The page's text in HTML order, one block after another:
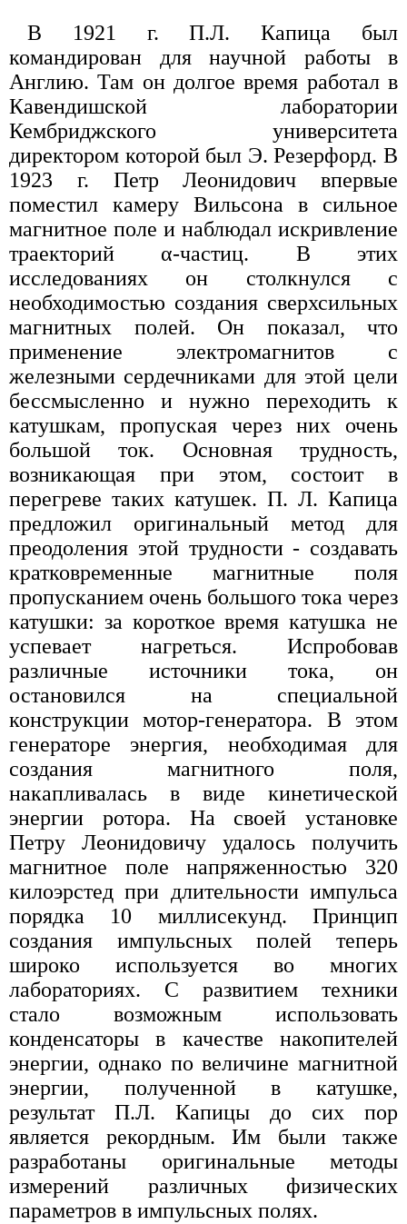
В 1921 г. П.Л. Капица был
командирован для научной работы в
Англию. Там он долгое время работал в
Кавендишской лаборатории
Кембриджского университета
директором которой был Э. Резерфорд. В
1923 г. Петр Леонидович впервые
поместил камеру Вильсона в сильное
магнитное поле и наблюдал искривление
траекторий α-частиц. В этих
исследованиях он столкнулся с
необходимостью создания сверхсильных
магнитных полей. Он показал, что
применение электромагнитов с
железными сердечниками для этой цели
бессмысленно и нужно переходить к
катушкам, пропуская через них очень
большой ток. Основная трудность,
возникающая при этом, состоит в
перегреве таких катушек. П. Л. Капица
предложил оригинальный метод для
преодоления этой трудности - создавать
кратковременные магнитные поля
пропусканием очень большого тока через
катушки: за короткое время катушка не
успевает нагреться. Испробовав
различные источники тока, он
остановился на специальной
конструкции мотор-генератора. В этом
генераторе энергия, необходимая для
создания магнитного поля,
накапливалась в виде кинетической
энергии ротора. На своей установке
Петру Леонидовичу удалось получить
магнитное поле напряженностью 320
килоэрстед при длительности импульса
порядка 10 миллисекунд. Принцип
создания импульсных полей теперь
широко используется во многих
лабораториях. С развитием техники
стало возможным использовать
конденсаторы в качестве накопителей
энергии, однако по величине магнитной
энергии, полученной в катушке,
результат П.Л. Капицы до сих пор
является рекордным. Им были также
разработаны оригинальные методы
измерений различных физических
параметров в импульсных полях.